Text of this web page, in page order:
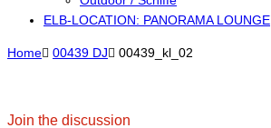
ELB-LOCATION: PANORAMA LOUNGE
Home 00439 DJ 00439_kl_02
Join the discussion